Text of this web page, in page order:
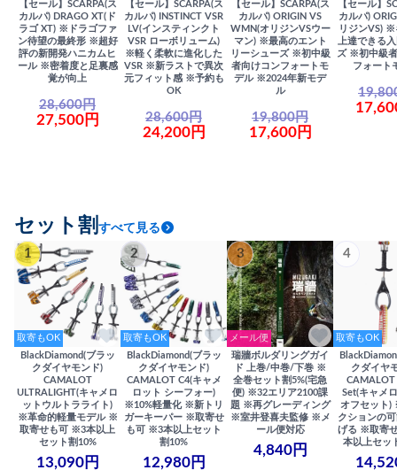
【セール】SCARPA(ス
カルパ) DRAGO XT(ド
ラゴ XT) ※ドラゴファ
ン待望の最終形 ※超好
評の新開発ハニカムヒ
ール ※密着度と足裏感
覚が向上
28,600円
27,500円
【セール】SCARPA(ス
カルパ) INSTINCT VSR
LV(インスティンクト
VSR ローボリューム)
※軽く柔軟に進化した
VSR ※新ラストで異次
元フィット感 ※予約も
OK
28,600円
24,200円
【セール】SCARPA(ス
カルパ) ORIGIN VS
WMN(オリジンVSウー
マン) ※最高のエント
リーシューズ ※初中級
者向けコンフォートモ
デル ※2024年新モデ
ル
19,800円
17,600円
【セール】
カルパ)
リジンVS) ※
上達できる
ズ ※初中級
フォート
セット割 すべて見る
1
取寄もOK
BlackDiamond(ブラッ
クダイヤモンド)
CAMALOT
ULTRALIGHT(キャメロ
ットウルトラライト)
※革命的軽量モデル ※
取寄せも可 ※3本以上
セット割10%
13,090円
2
取寄もOK
BlackDiamond(ブラッ
クダイヤモンド)
CAMALOT C4(キャメ
ロット シーフォー)
※10%軽量化 ※新トリ
ガーキーパー ※取寄せ
も可 ※3本以上セット
割10%
12,980円
3
メール便
瑞牆ボルダリングガイ
ド 上巻/中巻/下巻 ※
全巻セット割5%(宅急
便) ※32エリア2100課
題 ※再グレーディング
※室井登喜夫監修 ※メ
ール便対応
4,840円
4
取寄もOK
クダイヤ
Set(キャメ
オフセット)
クションの
げる ※取寄
本以上セッ